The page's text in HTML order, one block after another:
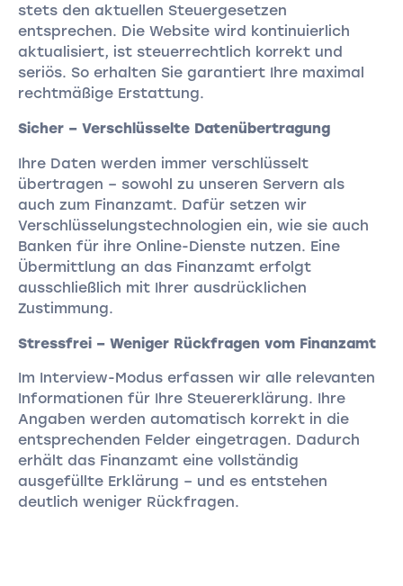
stets den aktuellen Steuergesetzen
entsprechen. Die Website wird kontinuierlich
aktualisiert, ist steuerrechtlich korrekt und
seriös. So erhalten Sie garantiert Ihre maximal
rechtmäßige Erstattung.
Sicher – Verschlüsselte Datenübertragung
Ihre Daten werden immer verschlüsselt
übertragen – sowohl zu unseren Servern als
auch zum Finanzamt. Dafür setzen wir
Verschlüsselungstechnologien ein, wie sie auch
Banken für ihre Online-Dienste nutzen. Eine
Übermittlung an das Finanzamt erfolgt
ausschließlich mit Ihrer ausdrücklichen
Zustimmung.
Stressfrei – Weniger Rückfragen vom Finanzamt
Im Interview-Modus erfassen wir alle relevanten
Informationen für Ihre Steuererklärung. Ihre
Angaben werden automatisch korrekt in die
entsprechenden Felder eingetragen. Dadurch
erhält das Finanzamt eine vollständig
ausgefüllte Erklärung – und es entstehen
deutlich weniger Rückfragen.